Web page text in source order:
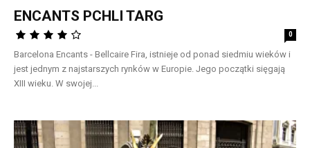
ENCANTS PCHLI TARG
0
Barcelona Encants - Bellcaire Fira, istnieje od ponad siedmiu wieków i
jest jednym z najstarszych rynków w Europie. Jego początki sięgają
XIII wieku. W swojej...